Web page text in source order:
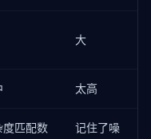
大
太高
度匹配数
记住了噪